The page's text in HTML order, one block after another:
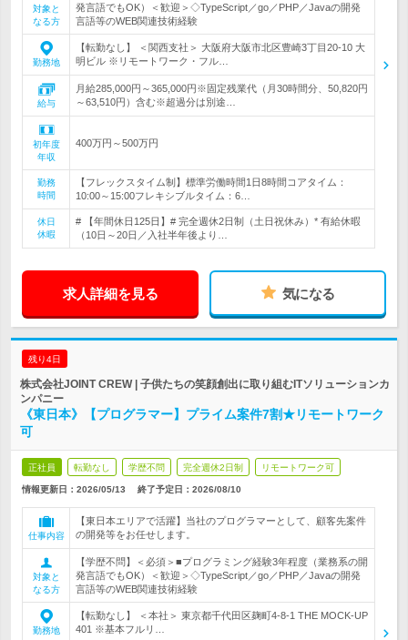
対象と
なる方
発言語でもOK）＜歓迎＞◇TypeScript／go／PHP／Javaの開発
言語等のWEB関連技術経験
勤務地
【転勤なし】 ＜関西支社＞ 大阪府大阪市北区豊崎3丁目20‐10 大
明ビル ※リモートワーク・フル…
給与
月給285,000円～365,000円※固定残業代（月30時間分、50,820円
～63,510円）含む※超過分は別途…
初年度
年収
400万円～500万円
勤務
時間
【フレックスタイム制】標準労働時間1日8時間コアタイム：
10:00～15:00フレキシブルタイム：6…
休日
休暇
# 【年間休日125日】# 完全週休2日制（土日祝休み）* 有給休暇
（10日～20日／入社半年後より…
求人詳細を見る 気になる
残り4日
株式会社JOINT CREW | 子供たちの笑顔創出に取り組むITソリューションカ
ンパニー
《東日本》【プログラマー】プライム案件7割★リモートワーク
可
正社員 転勤なし 学歴不問 完全週休2日制 リモートワーク可
情報更新日：2026/05/13 終了予定日： 2026/08/10
仕事内容
【東日本エリアで活躍】当社のプログラマーとして、顧客先案件
の開発等をお任せします。
対象と
なる方
【学歴不問】＜必須＞■プログラミング経験3年程度（業務系の開
発言語でもOK）＜歓迎＞◇TypeScript／go／PHP／Javaの開発
言語等のWEB関連技術経験
勤務地
【転勤なし】 ＜本社＞ 東京都千代田区麹町4-8-1 THE MOCK-UP
401 ※基本フルリ…